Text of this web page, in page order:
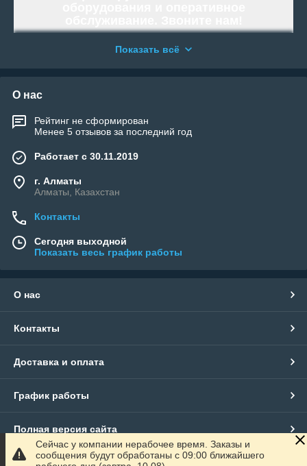
по всей территории Республики
Показать всё
О нас
Рейтинг не сформирован
Менее 5 отзывов за последний год
Работает с 30.11.2019
г. Алматы
Алматы, Казахстан
Контакты
Сегодня выходной
Показать весь график работы
О нас
Контакты
Доставка и оплата
График работы
Полная версия сайта
Сайт создан на маркетплейсеSatu.kz
Сейчас у компании нерабочее время. Заказы и
сообщения будут обработаны с 09:00 ближайшего